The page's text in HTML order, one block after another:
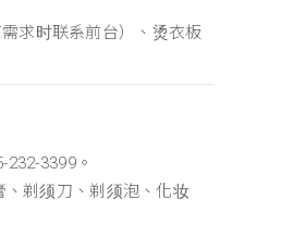
求时联系前台）、烫衣板
3399。
剃须刀、剃须泡、化妆